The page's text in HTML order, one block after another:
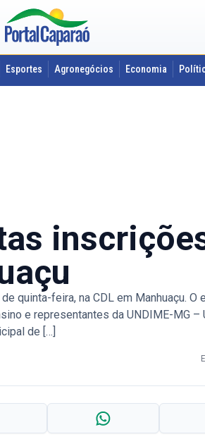
Esportes Agronegócios Economia
quinta-feira, na CDL em Manhuaçu.
e representantes da UNDIME-MG
de […]